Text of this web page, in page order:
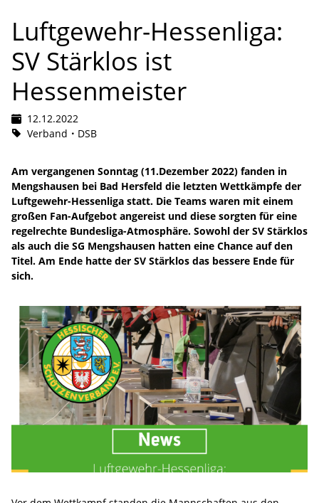
Luftgewehr-Hessenliga:
SV Stärklos ist
Hessenmeister
12.12.2022
Verband
DSB
Am vergangenen Sonntag (11.Dezember 2022) fanden in
Mengshausen bei Bad Hersfeld die letzten Wettkämpfe der
Luftgewehr-Hessenliga statt. Die Teams waren mit einem
großen Fan-Aufgebot angereist und diese sorgten für eine
regelrechte Bundesliga-Atmosphäre. Sowohl der SV Stärklos
als auch die SG Mengshausen hatten eine Chance auf den
Titel. Am Ende hatte der SV Stärklos das bessere Ende für
sich.